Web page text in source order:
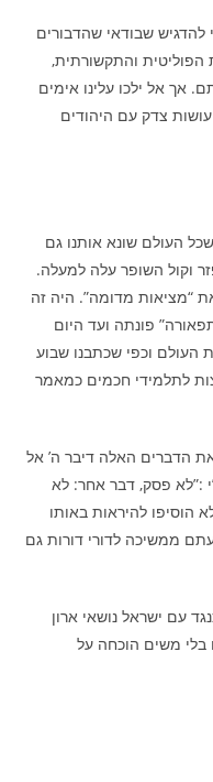
להדגיש שבודאי שהדבורים
הפוליטית והתקשורתית,
אך אל ילכו עלינו אימים
צדק עם היהודים
העולם שונא אותנו גם
וקול השופר עלה למעלה.
“מציאות מדומה”. היה זה
פונתה ועד היום
העולם וכפי שכתבנו שבוע
לתלמידי חכמים כמאמר
הדברים האלה דיבר ה’ אל
:”לא פסק, דבר אחר: לא
הוסיפו להיראות באותו
ממשיכה לדורי דורות גם
עם ישראל נושאי ארון
בלי משים הוכחה על